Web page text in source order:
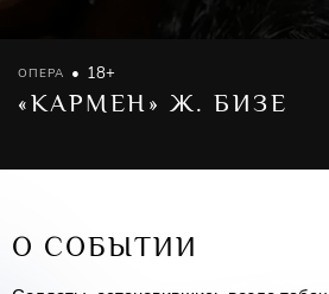
ОПЕРА 18+
«КАРМЕН» Ж. БИЗЕ
О СОБЫТИИ